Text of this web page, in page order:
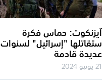
آيزنكوت: حماس فكرة
ستقاتلها "إسرائيل" لسنوات
عديدة قادمة
21 يونيو 2024